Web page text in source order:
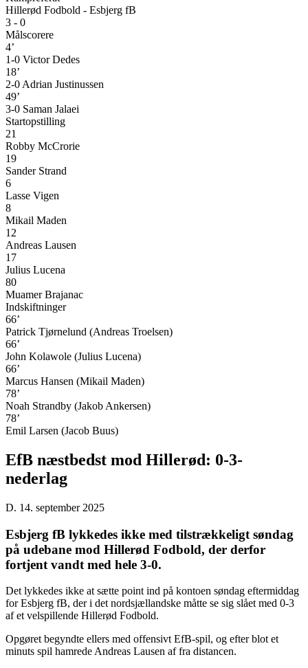
Hillerød Fodbold - Esbjerg fB
3 - 0
Målscorere
4’
1-0 Victor Dedes
18’
2-0 Adrian Justinussen
49’
3-0 Saman Jalaei
Startopstilling
21
Robby McCrorie
19
Sander Strand
6
Lasse Vigen
8
Mikail Maden
12
Andreas Lausen
17
Julius Lucena
80
Muamer Brajanac
Indskiftninger
66’
Patrick Tjørnelund (Andreas Troelsen)
66’
John Kolawole (Julius Lucena)
66’
Marcus Hansen (Mikail Maden)
78’
Noah Strandby (Jakob Ankersen)
78’
Emil Larsen (Jacob Buus)
EfB næstbedst mod Hillerød: 0-3-
nederlag
D. 14. september 2025
Esbjerg fB lykkedes ikke med tilstrækkeligt søndag
på udebane mod Hillerød Fodbold, der derfor
fortjent vandt med hele 3-0.
Det lykkedes ikke at sætte point ind på kontoen søndag eftermiddag
for Esbjerg fB, der i det nordsjællandske måtte se sig slået med 0-3
af et velspillende Hillerød Fodbold.
Opgøret begyndte ellers med offensivt EfB-spil, og efter blot et
minuts spil hamrede Andreas Lausen af fra distancen.